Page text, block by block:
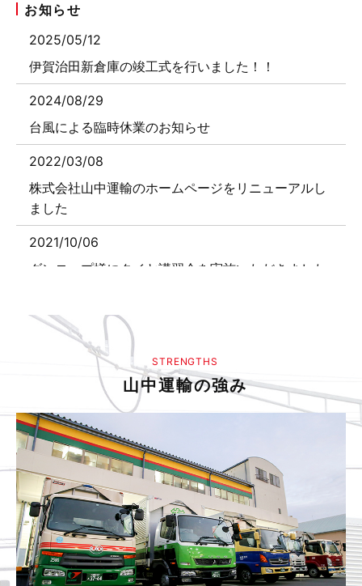
お知らせ
2025/05/12
伊賀治田新倉庫の竣工式を行いました！！
2024/08/29
台風による臨時休業のお知らせ
2022/03/08
株式会社山中運輸のホームページをリニューアルし
ました
2021/10/06
ダンロップ様にタイヤ講習会を実施いただきました
働きやすい職場認証制度に登録されました
STRENGTHS
山中運輸の強み